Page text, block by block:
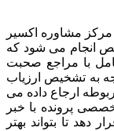
مشاوره اکسیر
انجام می شود که
با مراجع صحبت
به تشخیص ارزیاب
ارجاع داده می
پرونده با خبر
تا بتواند بهتر